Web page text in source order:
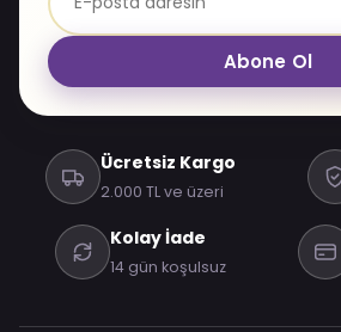
Abone Ol
Ücretsiz Kargo
2.000 TL ve üzeri
Kolay İade
14 gün koşulsuz